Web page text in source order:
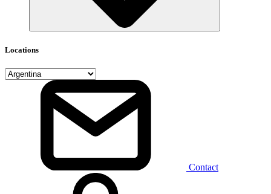
Locations
Contact